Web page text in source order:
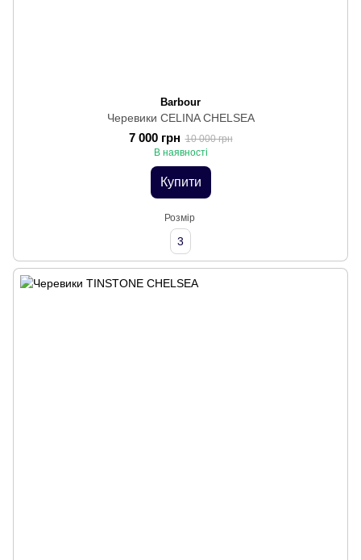
Barbour
Черевики CELINA CHELSEA
7 000 грн 10 000 грн
В наявності
Купити
Розмір
3